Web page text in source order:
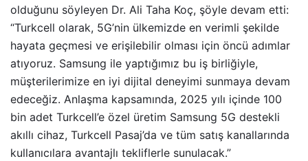
olduğunu söyleyen Dr. Ali Taha Koç, şöyle devam etti:
“Turkcell olarak, 5G’nin ülkemizde en verimli şekilde
hayata geçmesi ve erişilebilir olması için öncü adımlar
atıyoruz. Samsung ile yaptığımız bu iş birliğiyle,
müşterilerimize en iyi dijital deneyimi sunmaya devam
edeceğiz. Anlaşma kapsamında, 2025 yılı içinde 100
bin adet Turkcell’e özel üretim Samsung 5G destekli
akıllı cihaz, Turkcell Pasaj’da ve tüm satış kanallarında
kullanıcılara avantajlı tekliflerle sunulacak.”